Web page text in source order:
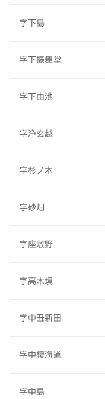
字下島
字下振舞堂
字下由池
字浄玄越
字杉ノ木
字砂畑
字座敷野
字高木境
字中丑新田
字中榎海道
字中島